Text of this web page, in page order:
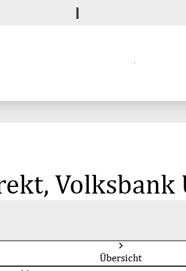
Volksbank
Übersicht